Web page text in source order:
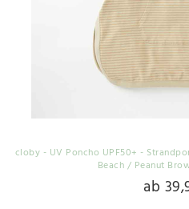
cloby - UV Poncho UPF50+ -
Beach / Peanut
ab